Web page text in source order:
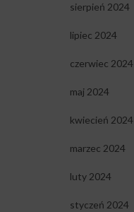
sierpień 2024
lipiec 2024
czerwiec 2024
maj 2024
kwiecień 2024
marzec 2024
luty 2024
styczeń 2024